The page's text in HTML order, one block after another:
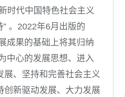
时代中国特色社会主义
。 2022年6月出版的
成果的基础上将其归纳
中心的发展思想、进入
、坚持和完善社会主义
创新驱动发展、大力发展